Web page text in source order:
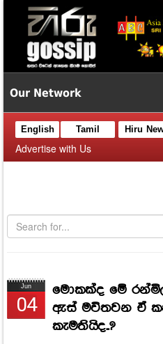
Our Network
English Tamil Hiru
Advertise with Us
Jun
04
මොකක්ද මේ
ඇස් මවිතවන ඒ
කැමතියිද..?